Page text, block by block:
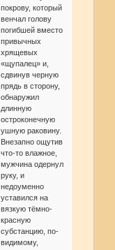
покрову, который
венчал голову
погибшей вместо
привычных
хрящевых
«щупалец» и,
сдвинув черную
прядь в сторону,
обнаружил
длинную
остроконечную
ушную раковину.
Внезапно ощутив
что-то влажное,
мужчина одернул
руку, и
недоуменно
уставился на
вязкую тёмно-
красную
субстанцию, по-
видимому,